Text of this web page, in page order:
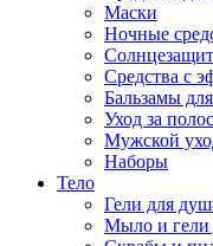
Маски
Ночные
Средства c
Бальзамы
Уход за
Мужской
Наборы
Тело
Гели для
Мыло и гели